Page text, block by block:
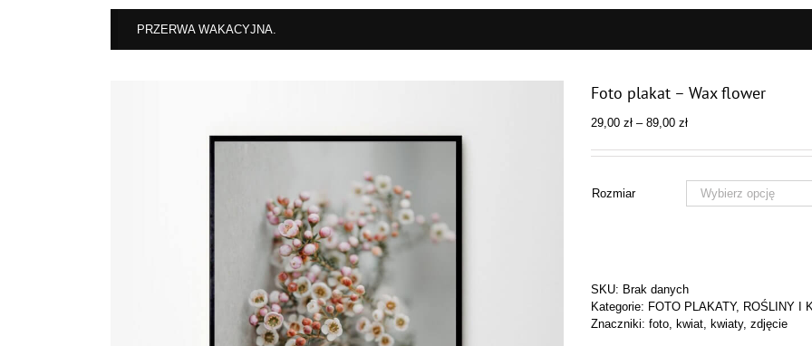
PRZERWA WAKACYJNA.
Foto plakat – Wax flower
29,00 zł – 89,00 złZakres
od
89,00 zł
Rozmiar
SKU: Brak danych
Kategorie: FOTO PLAKATY, ROŚLINY I
Znaczniki: foto, kwiat, kwiaty, zdjęcie